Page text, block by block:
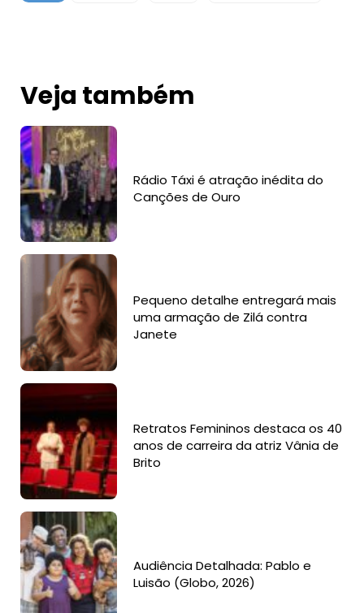
Veja também
Rádio Táxi é atração inédita do
Canções de Ouro
Pequeno detalhe entregará mais
uma armação de Zilá contra
Janete
Retratos Femininos destaca os 40
anos de carreira da atriz Vânia de
Brito
Audiência Detalhada: Pablo e
Luisão (Globo, 2026)